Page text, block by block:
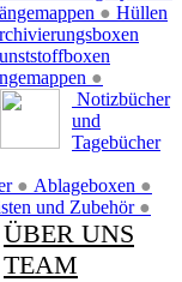
●
●
Hüllen
● Ablageboxen ●
und Zubehör ●
Notizbücher
und
Tagebücher
ÜBER UNS
TEAM